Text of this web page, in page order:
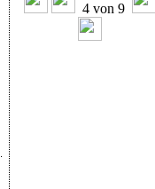
4 von 9